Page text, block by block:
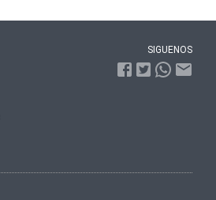
SIGUENOS